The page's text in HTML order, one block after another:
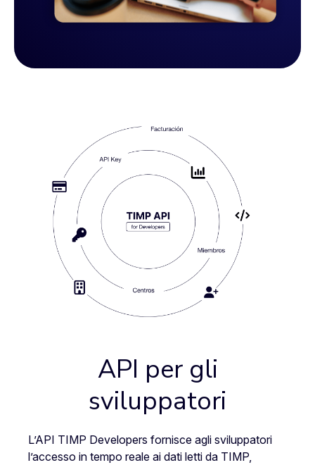
API per gli
sviluppatori
L’API TIMP Developers fornisce agli sviluppatori
l’accesso in tempo reale ai dati letti da TIMP,